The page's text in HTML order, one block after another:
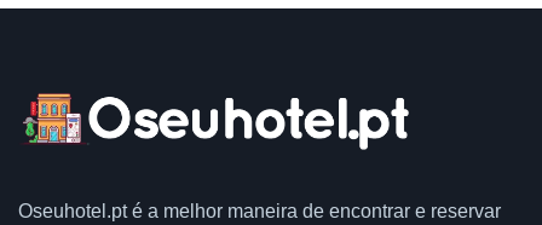
Oseuhotel.pt é a melhor maneira de encontrar e reservar